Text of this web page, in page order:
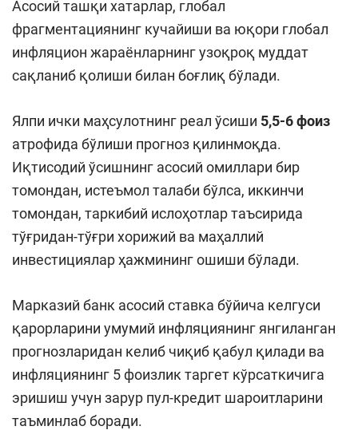
Асосий ташқи хатарлар, глобал
фрагментациянинг кучайиши ва юқори глобал
инфляцион жараёнларнинг узоқроқ муддат
сақланиб қолиши билан боғлиқ бўлади.
Ялпи ички маҳсулотнинг реал ўсиши 5,5-6 фоиз
атрофида бўлиши прогноз қилинмоқда.
Иқтисодий ўсишнинг асосий омиллари бир
томондан, истеъмол талаби бўлса, иккинчи
томондан, таркибий ислоҳотлар таъсирида
тўғридан-тўғри хорижий ва маҳаллий
инвестициялар ҳажмининг ошиши бўлади.
Марказий банк асосий ставка бўйича келгуси
қарорларини умумий инфляциянинг янгиланган
прогнозларидан келиб чиқиб қабул қилади ва
инфляциянинг 5 фоизлик таргет кўрсаткичига
эришиш учун зарур пул-кредит шароитларини
таъминлаб боради.